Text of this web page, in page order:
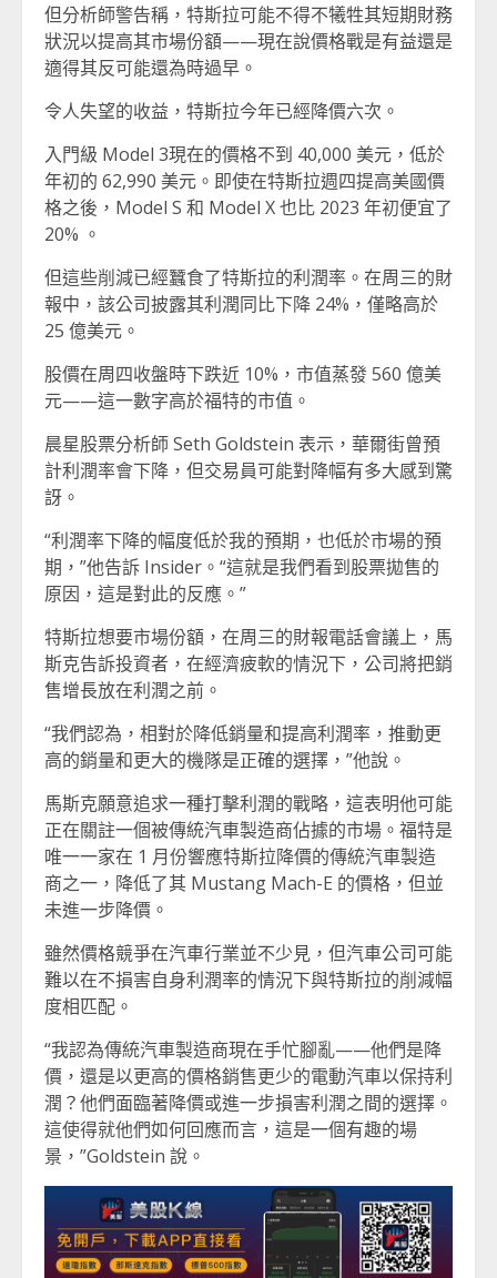
但分析師警告稱，特斯拉可能不得不犧牲其短期財務
狀況以提高其市場份額——現在說價格戰是有益還是
適得其反可能還為時過早。
令人失望的收益，特斯拉今年已經降價六次。
入門級 Model 3現在的價格不到 40,000 美元，低於
年初的 62,990 美元。即使在特斯拉週四提高美國價
格之後，Model S 和 Model X 也比 2023 年初便宜了
20% 。
但這些削減已經蠶食了特斯拉的利潤率。在周三的財
報中，該公司披露其利潤同比下降 24%，僅略高於
25 億美元。
股價在周四收盤時下跌近 10%，市值蒸發 560 億美
元——這一數字高於福特的市值。
晨星股票分析師 Seth Goldstein 表示，華爾街曾預
計利潤率會下降，但交易員可能對降幅有多大感到驚
訝。
“利潤率下降的幅度低於我的預期，也低於市場的預
期，”他告訴 Insider。“這就是我們看到股票拋售的
原因，這是對此的反應。”
特斯拉想要市場份額，在周三的財報電話會議上，馬
斯克告訴投資者，在經濟疲軟的情況下，公司將把銷
售增長放在利潤之前。
“我們認為，相對於降低銷量和提高利潤率，推動更
高的銷量和更大的機隊是正確的選擇，”他說。
馬斯克願意追求一種打擊利潤的戰略，這表明他可能
正在關註一個被傳統汽車製造商佔據的市場。福特是
唯一一家在 1 月份響應特斯拉降價的傳統汽車製造
商之一，降低了其 Mustang Mach-E 的價格，但並
未進一步降價。
雖然價格競爭在汽車行業並不少見，但汽車公司可能
難以在不損害自身利潤率的情況下與特斯拉的削減幅
度相匹配。
“我認為傳統汽車製造商現在手忙腳亂——他們是降
價，還是以更高的價格銷售更少的電動汽車以保持利
潤？他們面臨著降價或進一步損害利潤之間的選擇。
這使得就他們如何回應而言，這是一個有趣的場
景，”Goldstein 說。